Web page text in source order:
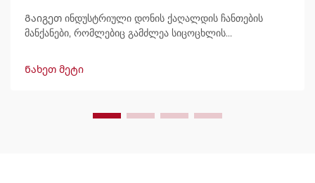
Გაიგეთ ინდუსტრიული დონის ქაღალდის ჩანთების
მანქანები, რომლებიც გამძლეა სიცოცხლის
მსოფლიოში ნდობით გამოიყენება გამძლეობის,
მარტივად მართვის და მინიმალური შესვენების გამო.
Ნახეთ მეტი